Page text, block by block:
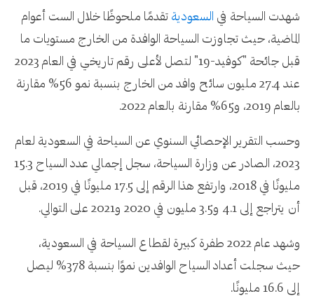
شهدت السياحة في السعودية تقدمًا ملحوظًا خلال الست أعوام
الماضية، حيث تجاوزت السياحة الوافدة من الخارج مستويات ما
قبل جائحة "كوفيد-19" لتصل لأعلى رقم تاريخي في العام 2023
عند 27.4 مليون سائح وافد من الخارج بنسبة نمو 56% مقارنة
بالعام 2019، و65% مقارنة بالعام 2022.
وحسب التقرير الإحصائي السنوي عن السياحة في السعودية لعام
2023، الصادر عن وزارة السياحة، سجل إجمالي عدد السياح 15.3
مليونًا في 2018، وارتفع هذا الرقم إلى 17.5 مليونًا في 2019، قبل
أن يتراجع إلى 4.1 و3.5 مليون في 2020 و2021 على التوالي.
وشهد عام 2022 طفرة كبيرة لقطاع السياحة في السعودية،
حيث سجلت أعداد السياح الوافدين نموًا بنسبة 378% ليصل
إلى 16.6 مليونًا.